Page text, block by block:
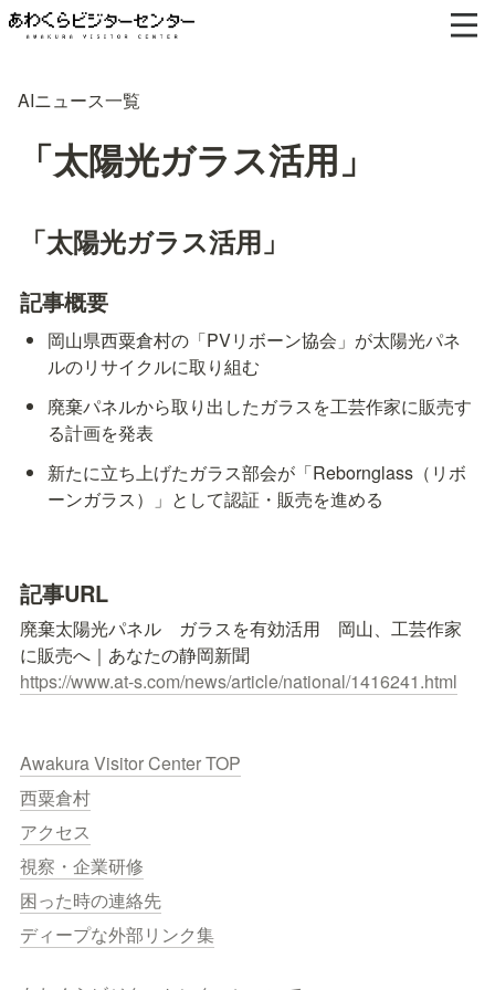
AIニュース一覧
「太陽光ガラス活用」
「太陽光ガラス活用」
記事概要
岡山県西粟倉村の「PVリボーン協会」が太陽光パネ
ルのリサイクルに取り組む
廃棄パネルから取り出したガラスを工芸作家に販売す
る計画を発表
新たに立ち上げたガラス部会が「Rebornglass（リボ
ーンガラス）」として認証・販売を進める
記事URL
廃棄太陽光パネル　ガラスを有効活用　岡山、工芸作家
https://www.at-s.com/news/article/national/1416241.html
Awakura Visitor Center TOP
西粟倉村
アクセス
視察・企業研修
困った時の連絡先
ディープな外部リンク集